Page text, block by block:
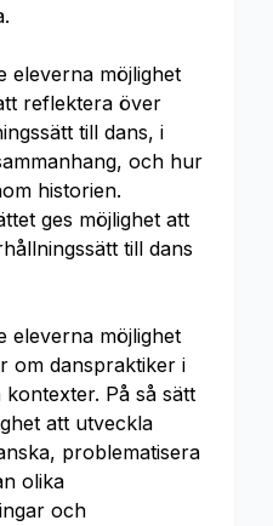
eleverna möjlighet
reflektera över
till dans, i
och hur
historien.
ges möjlighet att
till dans
eleverna möjlighet
om danspraktiker i
På så sätt
att utveckla
problematisera
olika
och